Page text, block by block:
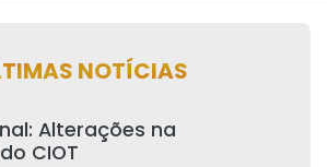
NOTÍCIAS
Alterações na
CIOT